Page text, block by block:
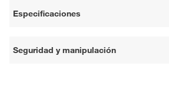
Especificaciones
Seguridad y manipulación